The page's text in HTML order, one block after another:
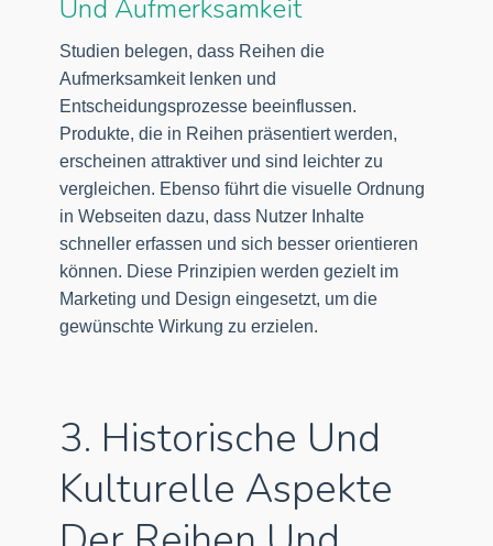
Und Aufmerksamkeit
Studien belegen, dass Reihen die
Aufmerksamkeit lenken und
Entscheidungsprozesse beeinflussen.
Produkte, die in Reihen präsentiert werden,
erscheinen attraktiver und sind leichter zu
vergleichen. Ebenso führt die visuelle Ordnung
in Webseiten dazu, dass Nutzer Inhalte
schneller erfassen und sich besser orientieren
können. Diese Prinzipien werden gezielt im
Marketing und Design eingesetzt, um die
gewünschte Wirkung zu erzielen.
3. Historische Und
Kulturelle Aspekte